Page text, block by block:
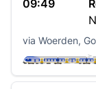
09:49
via Woerden,